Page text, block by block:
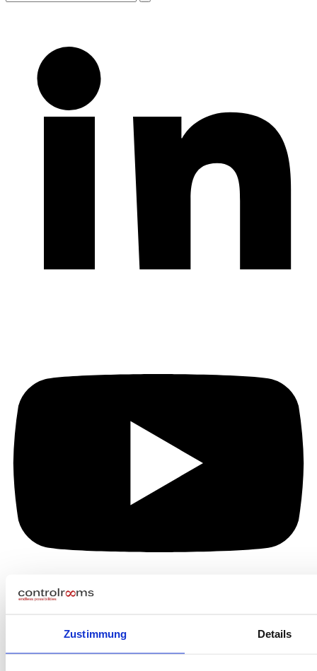
Zustimmung Details
durchsuchen